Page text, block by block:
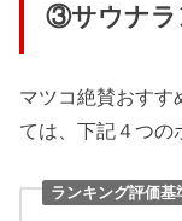
③サウナラ
マツコ絶賛おすす
ては、下記４つの
ランキング評価基